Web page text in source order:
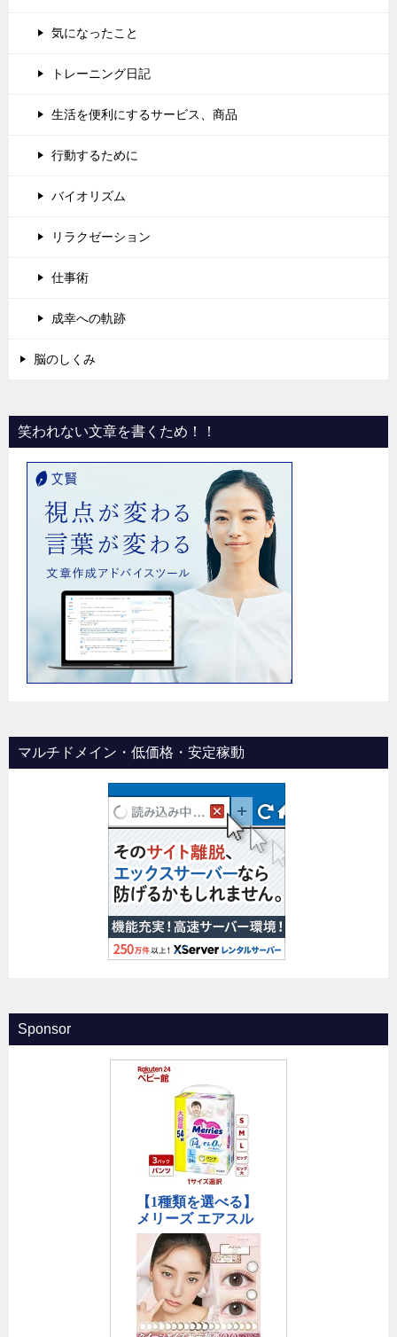
気になったこと
トレーニング日記
生活を便利にするサービス、商品
行動するために
バイオリズム
リラクゼーション
仕事術
成幸への軌跡
脳のしくみ
笑われない文章を書くため！！
マルチドメイン・低価格・安定稼動
Sponsor